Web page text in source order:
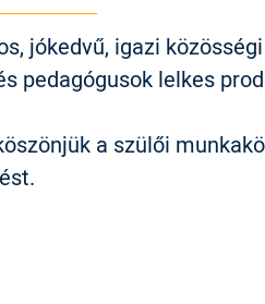
jókedvű, igazi
pedagógusok lelkes
a szülői